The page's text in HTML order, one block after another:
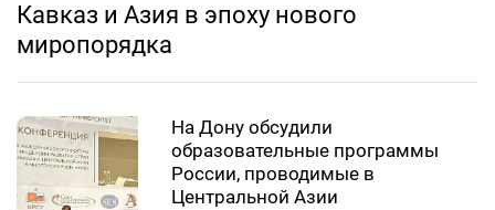
Кавказ и Азия в эпоху нового
миропорядка
На Дону обсудили
образовательные программы
России, проводимые в
Центральной Азии